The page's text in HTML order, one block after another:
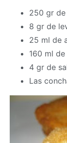
250 gr
8 gr de
25 ml de
160 ml
4 gr de
Las